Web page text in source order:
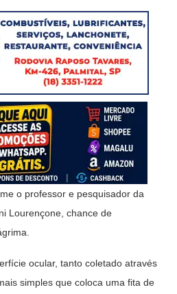
o professor e pesquisador da
Lourençone, chance de
ocular, tanto coletado através
simples que coloca uma fita de